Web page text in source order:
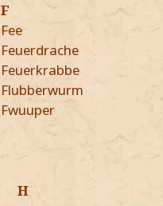
F
Fee
Feuerdrache
Feuerkrabbe
Flubberwurm
Fwuuper
H